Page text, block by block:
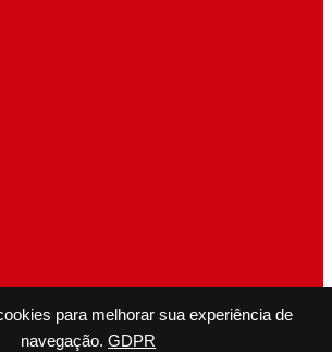
para melhorar sua experiência de
navegação. GDPR